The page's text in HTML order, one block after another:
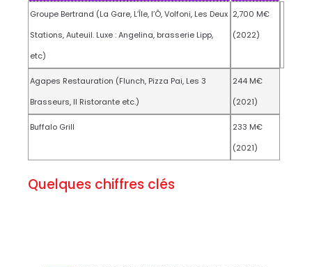
Groupe Bertrand (La Gare, L’Île, l’Ô, Volfoni, Les Deux
Stations, Auteuil. Luxe : Angelina, brasserie Lipp,
etc)
2,700 M€
(2022)
Agapes Restauration (Flunch, Pizza Pai, Les 3
Brasseurs, Il Ristorante etc.)
244 M€
(2021)
Buffalo Grill
233 M€
(2021)
Quelques chiffres clés